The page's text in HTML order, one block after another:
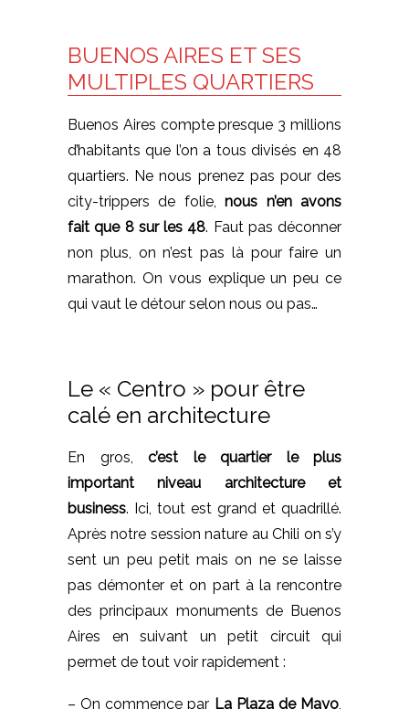
BUENOS AIRES ET SES
MULTIPLES QUARTIERS
Buenos Aires compte presque 3 millions
d’habitants que l’on a tous divisés en 48
quartiers. Ne nous prenez pas pour des
city-trippers de folie,nous n’en avons
fait que 8 sur les 48. Faut pas déconner
non plus, on n’est pas là pour faire un
marathon. On vous explique un peu ce
qui vaut le détour selon nous ou pas…
Le « Centro » pour être
calé en architecture
En gros, c’est le quartier le plus
important niveau architecture et
business. Ici, tout est grand et quadrillé.
Après notre session nature au Chili on s’y
sent un peu petit mais on ne se laisse
pas démonter et on part à la rencontre
des principaux monuments de Buenos
Aires en suivant un petit circuit qui
permet de tout voir rapidement :
– On commence par La Plaza de Mayo